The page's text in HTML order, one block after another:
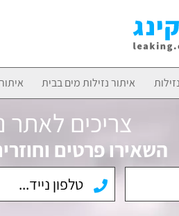
איתור נזילות מים בבית
צריכים לאתר
השאירו פרטים